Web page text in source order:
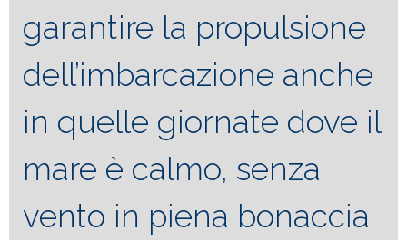
garantire la propulsione
dell’imbarcazione anche
in quelle giornate dove il
mare è calmo, senza
vento in piena bonaccia